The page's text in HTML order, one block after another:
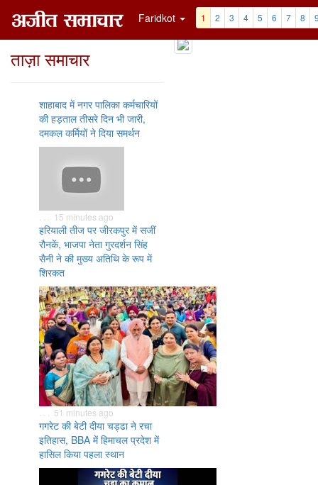
Faridkot 1 2 3 4 5 6 7 8
ताज़ा समाचार
शाहाबाद में नगर पालिका कर्मचारियों
की हड़ताल तीसरे दिन भी जारी,
दमकल कर्मियों ने दिया समर्थन
. . . 15 minutes ago
हरियाली तीज पर जीरकपुर में सजीं
रौनकें, भाजपा नेता गुरदर्शन सिंह
सैनी ने की मुख्य अतिथि के रूप में
शिरकत
. . . 51 minutes ago
गगरेट की बेटी दीया चड्ढा ने रचा
इतिहास, BBA में हिमाचल प्रदेश में
हासिल किया पहला स्थान